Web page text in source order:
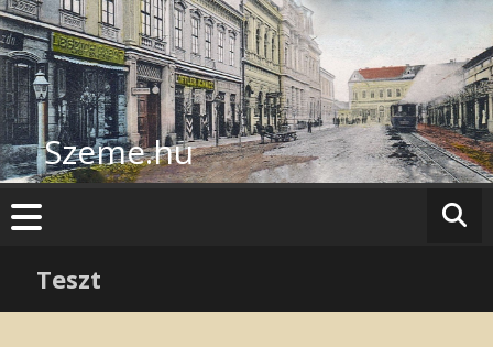
Skip
to
content
Szeme.hu
Teszt